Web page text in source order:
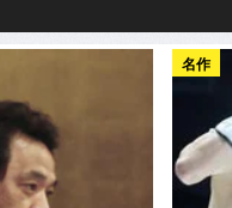
名作